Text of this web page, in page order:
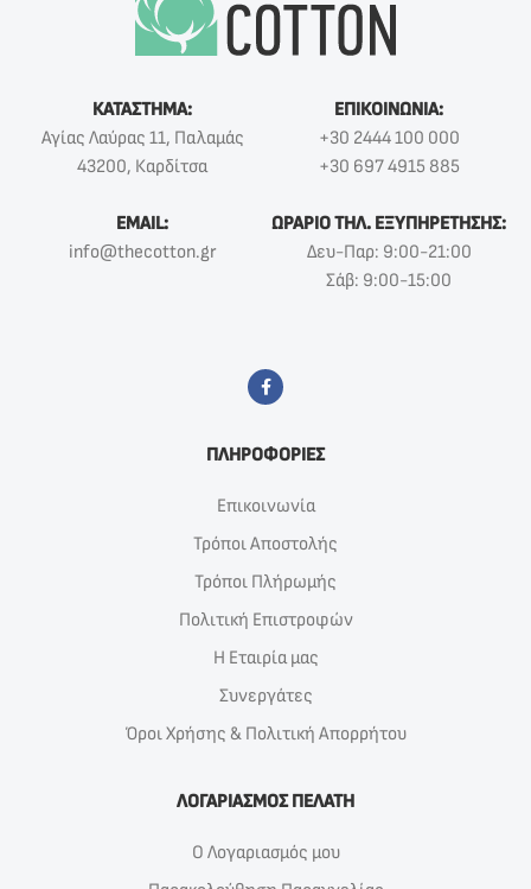
ΚΑΤΑΣΤΗΜΑ:
Αγίας Λαύρας 11, Παλαμάς
43200, Καρδίτσα
ΕΠΙΚΟΙΝΩΝΙΑ:
+30 2444 100 000
+30 697 4915 885
EMAIL:
info@thecotton.gr
ΩΡΑΡΙΟ ΤΗΛ. ΕΞΥΠΗΡΕΤΗΣΗΣ:
Δευ-Παρ: 9:00-21:00
Σάβ: 9:00-15:00
ΠΛΗΡΟΦΟΡΙΕΣ
Επικοινωνία
Τρόποι Αποστολής
Τρόποι Πλήρωμής
Πολιτική Επιστροφών
Η Εταιρία μας
Συνεργάτες
Όροι Χρήσης & Πολιτική Απορρήτου
ΛΟΓΑΡΙΑΣΜΟΣ ΠΕΛΑΤΗ
Ο Λογαριασμός μου